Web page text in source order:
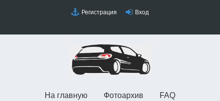
Регистрация Вход
На главную Фотоархив FAQ